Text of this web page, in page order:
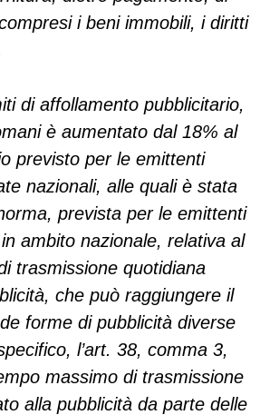
i beni immobili, i diritti
di affollamento pubblicitario,
è aumentato dal 18% al
previsto per le emittenti
nazionali, alle quali è stata
prevista per le emittenti
ambito nazionale, relativa al
trasmissione quotidiana
che può raggiungere il
forme di pubblicità diverse
l’art. 38, comma 3,
massimo di trasmissione
alla pubblicità da parte delle